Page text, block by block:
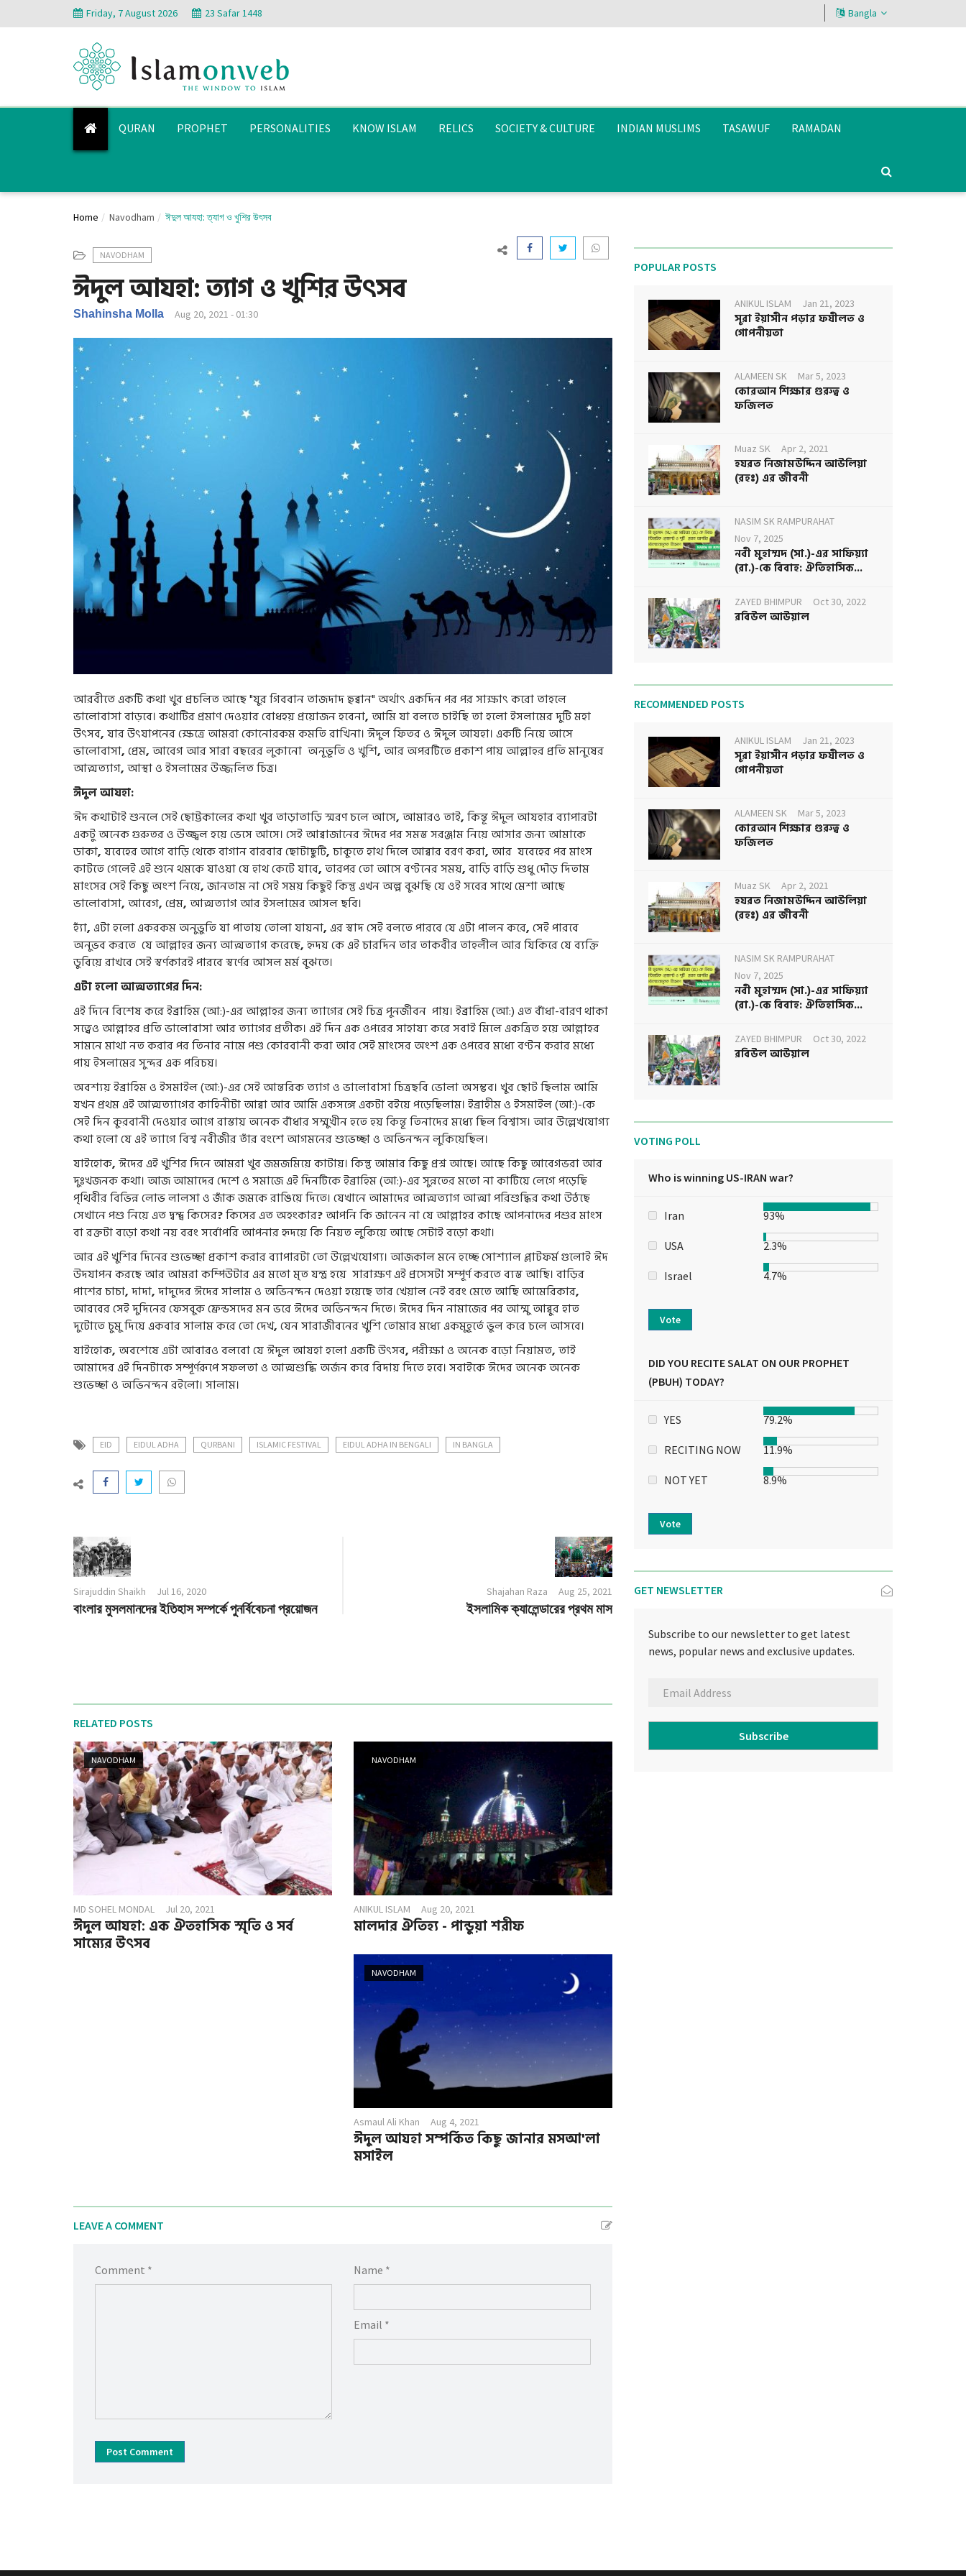
Friday, 7 August 2026 23 Safar 1448 Bangla
QURAN PROPHET PERSONALITIES KNOW ISLAM RELICS SOCIETY & CULTURE INDIAN MUSLIMS TASAWUF RAMADAN
Home Navodham ঈদুল আযহা: ত্যাগ ও খুশির উৎসব
NAVODHAM
ঈদুল আযহা: ত্যাগ ও খুশির উৎসব
Shahinsha Molla Aug 20, 2021 - 01:30
আরবীতে একটি কথা খুব প্রচলিত আছে "যুর গিববান তাজদাদ হুব্বান" অর্থাৎ একদিন পর পর সাক্ষাৎ করো তাহলে
ভালোবাসা বাড়বে। কথাটির প্রমাণ দেওয়ার বোধহয় প্রয়োজন হবেনা,আমি যা বলতে চাইছি তা হলো ইসলামের দুটি মহা
উৎসব,যার উৎযাপনের ক্ষেত্রে আমরা কোনোরকম কমতি রাখিনা। ঈদুল ফিতর ও ঈদুল আযহা। একটি নিয়ে আসে
ভালোবাসা,প্রেম,আবেগ আর সারা বছরের লুকানো অনূভূতি ও খুশি,আর অপরটিতে প্রকাশ পায় আল্লাহর প্রতি মানুষের
আত্মত্যাগ,আস্থা ও ইসলামের উজ্জলিত চিত্র।
ঈদুল আযহা:
ঈদ কথাটাই শুনলে সেই ছোট্টকালের কথা খুব তাড়াতাড়ি স্মরণ চলে আসে,আমারও তাই,কিন্তূ ঈদুল আযহার ব্যাপারটা
একটু অনেক গুরুতর ও উজ্জ্বল হয়ে ভেসে আসে। সেই আব্বাজানের ঈদের পর সমস্ত সরঞ্জাম নিয়ে আসার জন্য আমাকে
ডাকা,যবেহের আগে বাড়ি থেকে বাগান বারবার ছোটাছুটি,চাকুতে হাথ দিলে আব্বার বরণ করা,আর যবেহের পর মাংস
কাটতে গেলেই এই শুনে থমকে যাওয়া যে হাথ কেটে যাবে,তারপর তো আসে বণ্টনের সময়,বাড়ি বাড়ি শুধু দৌড় দিতাম
মাংসের সেই কিছু অংশ নিয়ে,জানতাম না সেই সময় কিছুই কিন্তু এখন অল্প বুঝছি যে ওই সবের সাথে মেশা আছে
ভালোবাসা,আবেগ,প্রেম,আত্মত্যাগ আর ইসলামের আসল ছবি।
হ্যাঁ,এটা হলো একরকম অনুভুতি যা পাতায় তোলা যায়না,এর স্বাদ সেই বলতে পারবে যে এটা পালন করে,সেই পারবে
অনুভব করতে যে আল্লাহর জন্য আত্মত্যাগ করেছে,হৃদয় কে এই চারদিন তার তাকবীর তাহলীল আর যিকিরে যে ব্যক্তি
ডুবিয়ে রাখবে সেই স্বর্ণকারই পারবে স্বর্ণের আসল মর্ম বুঝতে।
এটা হলো আত্মত্যাগের দিন:
এই দিনে বিশেষ করে ইব্রাহিম (আ:)-এর আল্লাহর জন্য ত্যাগের সেই চিত্র পুনর্জীবন পায়। ইব্রাহিম (আ:) এত বাঁধা-বারণ থাকা
সত্বেও আল্লাহর প্রতি ভালোবাসা আর ত্যাগের প্রতীক। এই দিন এক ওপরের সাহায্য করে সবাই মিলে একত্রিত হয়ে আল্লাহর
সামনে মাথা নত করার পর তিনার নামে পশু কোরবানী করা আর সেই মাংসের অংশ এক ওপরের মধ্যে বণ্টন করার মধ্যে
পায় ইসলামের সুন্দর এক পরিচয়।
অবশ্যয় ইব্রাহিম ও ইসমাইল (আ:)-এর সেই আন্তরিক ত্যাগ ও ভালোবাসা চিত্রছবি ভোলা অসম্ভব। খুব ছোট ছিলাম আমি
যখন প্রথম এই আত্মত্যাগের কাহিনীটা আব্বা আর আমি একসঙ্গে একটা বইয়ে পড়েছিলাম। ইব্রাহীম ও ইসমাইল (আ:)-কে
সেই দিন কুরবানী দেওয়ার আগে রাস্তায় অনেক বাঁধার সম্মুখীন হতে হয় কিন্তূ তিনাদের মধ্যে ছিল বিশ্বাস। আর উল্লেখযোগ্য
কথা হলো যে এই ত্যাগে বিশ্ব নবীজীর তাঁর বংশে আগমনের শুভেচ্ছা ও অভিনন্দন লুকিয়েছিল।
যাইহোক,ঈদের এই খুশির দিনে আমরা খুব জমজমিয়ে কাটায়। কিন্তু আমার কিছু প্রশ্ন আছে। আছে কিছু আবেগভরা আর
দুঃখজনক কথা। আজ আমাদের দেশে ও সমাজে এই দিনটিকে ইব্রাহিম (আ:)-এর সুন্নতের মতো না কাটিয়ে লেগে পড়েছি
পৃথিবীর বিভিন্ন লোভ লালসা ও জাঁক জমকে রাঙিয়ে দিতে। যেখানে আমাদের আত্মত্যাগ আত্মা পরিশুদ্ধির কথা উঠছে
সেখানে পশু নিয়ে এত দ্বন্দ্ব কিসের?কিসের এত অহংকার?আপনি কি জানেন না যে আল্লাহর কাছে আপনাদের পশুর মাংস
বা রক্তটা বড়ো কথা নয় বরং সর্বোপরি আপনার হৃদয়ে কি নিয়ত লুকিয়ে আছে সেটাই বড়ো কথা।
আর এই খুশির দিনের শুভেচ্ছা প্রকাশ করার ব্যাপারটা তো উল্লেখযোগ্য। আজকাল মনে হচ্ছে সোশ্যাল প্লাটফর্ম গুলোই ঈদ
উদযাপন করছে আর আমরা কম্পিউটার এর মতো মৃত যন্ত্র হয়ে সারাক্ষণ এই প্রসেসটা সম্পূর্ণ করতে ব্যস্ত আছি। বাড়ির
পাশের চাচা,দাদা,দাদুদের ঈদের সালাম ও অভিনন্দন দেওয়া হয়েছে তার খেয়াল নেই বরং মেতে আছি আমেরিকার,
আরবের সেই দুদিনের ফেসবুক ফ্রেন্ডসদের মন ভরে ঈদের অভিনন্দন দিতে। ঈদের দিন নামাজের পর আম্মু আব্বুর হাত
দুটোতে চুমু দিয়ে একবার সালাম করে তো দেখ,যেন সারাজীবনের খুশি তোমার মধ্যে একমুহূর্তে ভুল করে চলে আসবে।
যাইহোক,অবশেষে এটা আবারও বলবো যে ঈদুল আযহা হলো একটি উৎসব,পরীক্ষা ও অনেক বড়ো নিয়ামত,তাই
আমাদের এই দিনটাকে সম্পূর্ণরূপে সফলতা ও আত্মশুদ্ধি অর্জন করে বিদায় দিতে হবে। সবাইকে ঈদের অনেক অনেক
শুভেচ্ছা ও অভিনন্দন রইলো। সালাম।
EID EIDUL ADHA QURBANI ISLAMIC FESTIVAL EIDUL ADHA IN BENGALI IN BANGLA
Sirajuddin Shaikh Jul 16, 2020
বাংলার মুসলমানদের ইতিহাস সম্পর্কে পুনর্বিবেচনা প্রয়োজন
Shajahan Raza Aug 25, 2021
ইসলামিক ক্যালেন্ডারের প্রথম মাস
RELATED POSTS
NAVODHAM
MD SOHEL MONDAL Jul 20, 2021
ঈদুল আযহা: এক ঐতহাসিক স্মৃতি ও সর্ব
সাম্যের উৎসব
NAVODHAM
ANIKUL ISLAM Aug 20, 2021
মালদার ঐতিহ্য - পান্ডুয়া শরীফ
NAVODHAM
Asmaul Ali Khan Aug 4, 2021
ঈদুল আযহা সম্পর্কিত কিছু জানার মসআ'লা
মসাইল
LEAVE A COMMENT
Comment * Name *
Email *
Post Comment
POPULAR POSTS
ANIKUL ISLAM Jan 21, 2023
সূরা ইয়াসীন পড়ার ফযীলত ও
গোপনীয়তা
ALAMEEN SK Mar 5, 2023
কোরআন শিক্ষার গুরুত্ব ও
ফজিলত
Muaz SK Apr 2, 2021
হযরত নিজামউদ্দিন আউলিয়া
(রহঃ) এর জীবনী
NASIM SK RAMPURAHAT
Nov 7, 2025
নবী মুহাম্মদ (সা.)-এর সাফিয়্যা
(রা.)-কে বিবাহ: ঐতিহাসিক...
ZAYED BHIMPUR Oct 30, 2022
রবিউল আউয়াল
RECOMMENDED POSTS
ANIKUL ISLAM Jan 21, 2023
সূরা ইয়াসীন পড়ার ফযীলত ও
গোপনীয়তা
ALAMEEN SK Mar 5, 2023
কোরআন শিক্ষার গুরুত্ব ও
ফজিলত
Muaz SK Apr 2, 2021
হযরত নিজামউদ্দিন আউলিয়া
(রহঃ) এর জীবনী
NASIM SK RAMPURAHAT
Nov 7, 2025
নবী মুহাম্মদ (সা.)-এর সাফিয়্যা
(রা.)-কে বিবাহ: ঐতিহাসিক...
ZAYED BHIMPUR Oct 30, 2022
রবিউল আউয়াল
VOTING POLL
Who is winning US-IRAN war?
Iran 93%
USA 2.3%
Israel 4.7%
Vote
DID YOU RECITE SALAT ON OUR PROPHET
(PBUH) TODAY?
YES 79.2%
RECITING NOW 11.9%
NOT YET 8.9%
Vote
GET NEWSLETTER
Subscribe to our newsletter to get latest
news, popular news and exclusive updates.
Subscribe